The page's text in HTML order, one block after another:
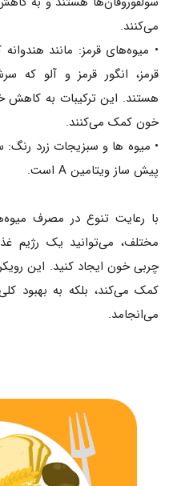
می‌کنند.
• میوه‌های قرمز: مانند
قرمز، انگور قرمز و آلو که
هستند. این ترکیبات به کاهش
خون کمک می‌کنند.
• میوه ها و سبزیجات زرد رنگ:
پیش ساز ویتامین A است.
با رعایت تنوع در مصرف
مختلف، می‌توانید یک رژیم
چربی خون ایجاد کنید. این
کمک می‌کند، بلکه به بهبود
می‌انجامد.